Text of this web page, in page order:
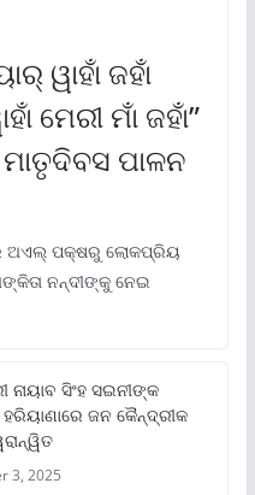
ୱାହାଁ ଜହାଁ
ମେରୀ ମାଁ ଜହାଁ”
ପାଳନ
ଅଏଲ୍ ପକ୍ଷରୁ ଲୋକପ୍ରିୟ
ନନ୍ଦୀଙ୍କୁ ନେଇ
ନାୟାବ ସିଂହ ସଇନୀଙ୍କ
ଜନ କୈନ୍ଦ୍ରୀକ
3, 2025